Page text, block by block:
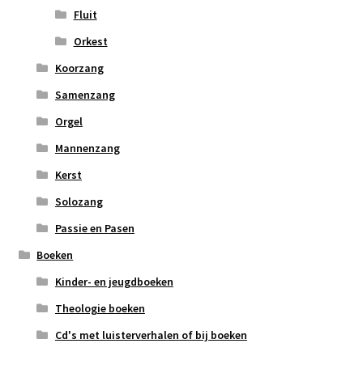
Fluit
Orkest
Koorzang
Samenzang
Orgel
Mannenzang
Kerst
Solozang
Passie en Pasen
Boeken
Kinder- en jeugdboeken
Theologie boeken
Cd's met luisterverhalen of bij boeken